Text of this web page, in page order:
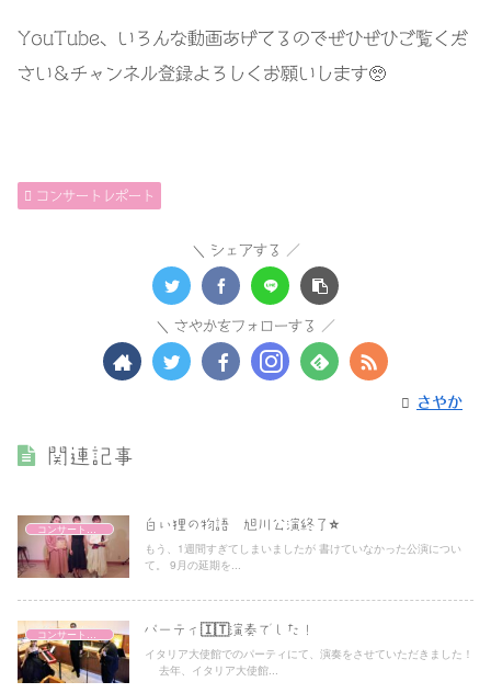
YouTube、いろんな動画あげてるのでぜひぜひご覧くだ
さい＆チャンネル登録よろしくお願いします🥺
コンサートレポート
シェアする
さやかをフォローする
さやか
関連記事
コンサートレポート 白い狸の物語 旭川公演終了⭐️
もう、1週間すぎてしまいましたが 書けていなかった公演につい
て。 9月の延期を...
コンサートレポート パーティ🇮🇹演奏でした！
イタリア大使館でのパーティにて、演奏をさせていただきました！
去年、イタリア大使館...